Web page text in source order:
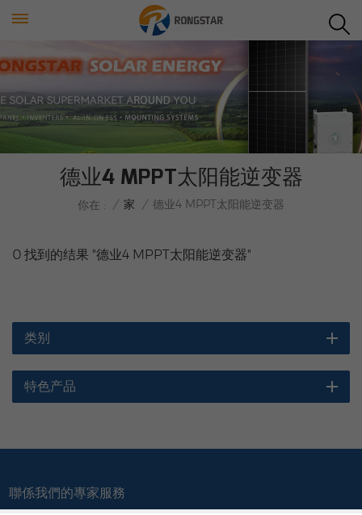
德业4 MPPT太阳能逆变器
你在 : / 家 / 德业4 MPPT太阳能逆变器
0 找到的结果 "德业4 MPPT太阳能逆变器"
类别
特色产品
聯係我們的專家服務